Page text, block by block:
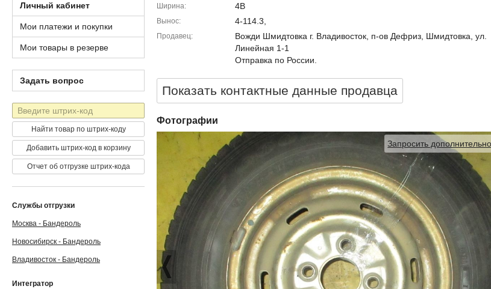
Ширина 4B
Вынос 4-114.3,
Продавец
Вожди Шмидтовка г. Владивосток, п-ов Дефриз, Шмидтовка, ул.
Линейная 1-1
Отправка по России.
Показать контактные данные продавцa
Фотографии
Запросить
Личный кабинет
Мои платежи и покупки
Мои товары в резерве
Задать вопрос
Штрих-
код
Найти товар по штрих-коду
Добавить штрих-код в корзину
Отчет об отгрузке штрих-кода
Службы отгрузки
Москва - Бандероль
Новосибирск - Бандероль
Владивосток - Бандероль
Интегратор